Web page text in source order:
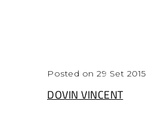
Posted on 29 Set 2015
DOVIN VINCENT